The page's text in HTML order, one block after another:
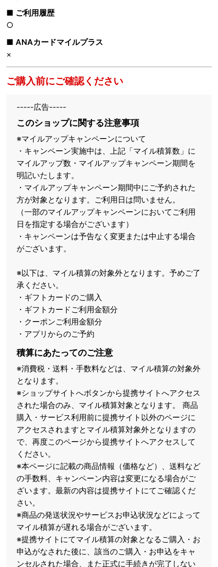
■ ご利用履歴
○
■ ANAカードマイルプラス
×
ご購入前にご確認ください
-----広告-----
このショップに関する注意事項
※マイルアップキャンペーンについて
・キャンペーン実施中は、上記「マイル積算数」に
マイルアップ数・マイルアップキャンペーン期間を
明記いたします。
・マイルアップキャンペーン期間中にご予約された
方が対象となります。ご利用日は問いません。
（一部のマイルアップキャンペーンにおいてご利用
日を指定する場合がございます）
・キャンペーンは予告なく変更または中止する場合
がございます。
※以下は、マイル積算の対象外となります。予めご了
承ください。
・ギフトカードのご購入
・ギフトカードご利用金額分
・クーポンご利用金額分
・アプリからのご予約
積算にあたってのご注意
※消費税・送料・手数料などは、マイル積算の対象外
となります。
※ショップサイトへボタンから提携サイトへアクセス
された場合のみ、マイル積算対象となります。 商品
購入・サービス利用前に提携サイト以外のページに
アクセスされますとマイル積算対象外となりますの
で、再度このページから提携サイトへアクセスして
ください。
※本ページに記載の商品情報（価格など）、送料など
の手数料、キャンペーン内容は変更になる場合がご
ざいます。最新の内容は提携サイトにてご確認くだ
さい。
※商品の発送状況やサービスお申込状況などによって
マイル積算が遅れる場合がございます。
※提携サイトにてマイル積算の対象となるご購入・お
申込がなされた後に、該当のご購入・お申込をキャ
ンセルされた場合、また正式に手続きが完了しない